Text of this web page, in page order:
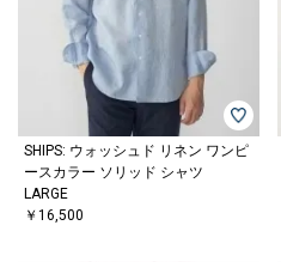
SHIPS: ウォッシュド リネン ワンピ
ースカラー ソリッド シャツ
LARGE
￥16,500